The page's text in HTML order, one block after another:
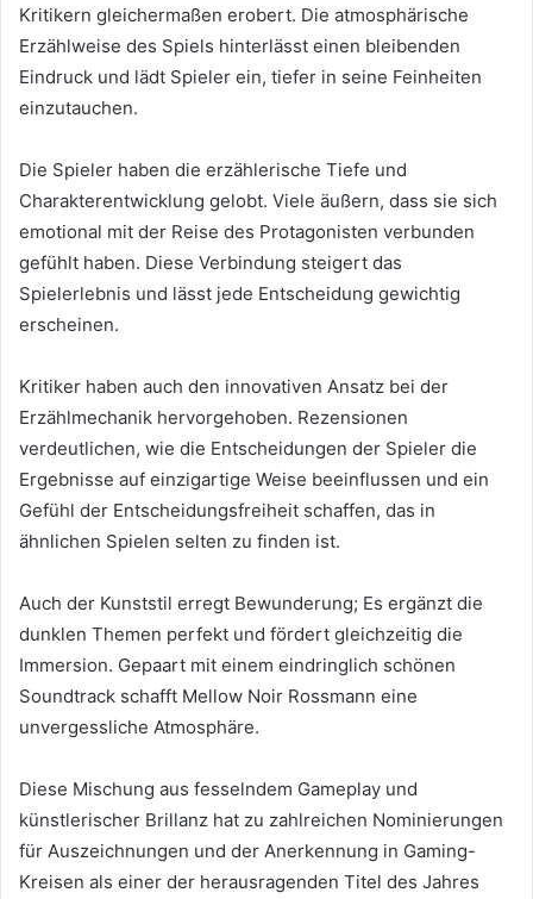
Kritikern gleichermaßen erobert. Die atmosphärische
Erzählweise des Spiels hinterlässt einen bleibenden
Eindruck und lädt Spieler ein, tiefer in seine Feinheiten
einzutauchen.
Die Spieler haben die erzählerische Tiefe und
Charakterentwicklung gelobt. Viele äußern, dass sie sich
emotional mit der Reise des Protagonisten verbunden
gefühlt haben. Diese Verbindung steigert das
Spielerlebnis und lässt jede Entscheidung gewichtig
erscheinen.
Kritiker haben auch den innovativen Ansatz bei der
Erzählmechanik hervorgehoben. Rezensionen
verdeutlichen, wie die Entscheidungen der Spieler die
Ergebnisse auf einzigartige Weise beeinflussen und ein
Gefühl der Entscheidungsfreiheit schaffen, das in
ähnlichen Spielen selten zu finden ist.
Auch der Kunststil erregt Bewunderung; Es ergänzt die
dunklen Themen perfekt und fördert gleichzeitig die
Immersion. Gepaart mit einem eindringlich schönen
Soundtrack schafft Mellow Noir Rossmann eine
unvergessliche Atmosphäre.
Diese Mischung aus fesselndem Gameplay und
künstlerischer Brillanz hat zu zahlreichen Nominierungen
für Auszeichnungen und der Anerkennung in Gaming-
Kreisen als einer der herausragenden Titel des Jahres